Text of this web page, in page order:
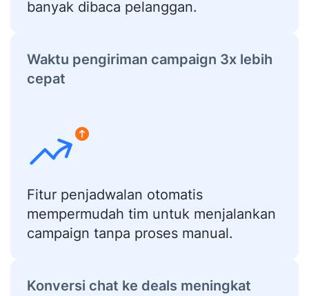
banyak dibaca pelanggan.
Waktu pengiriman campaign 3x lebih
cepat
Fitur penjadwalan otomatis
mempermudah tim untuk menjalankan
campaign tanpa proses manual.
Konversi chat ke deals meningkat